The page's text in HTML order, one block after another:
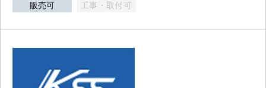
販売可 工事・取付可